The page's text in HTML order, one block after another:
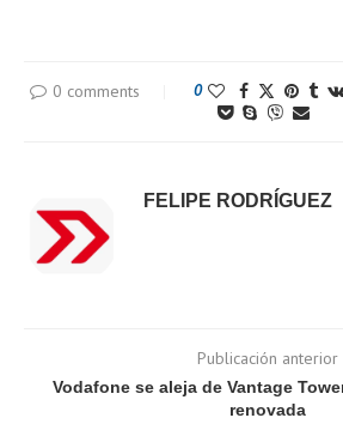
0 comments 0
FELIPE RODRÍGUEZ
Publicación anterior
Vodafone se aleja de Vantage
renovada